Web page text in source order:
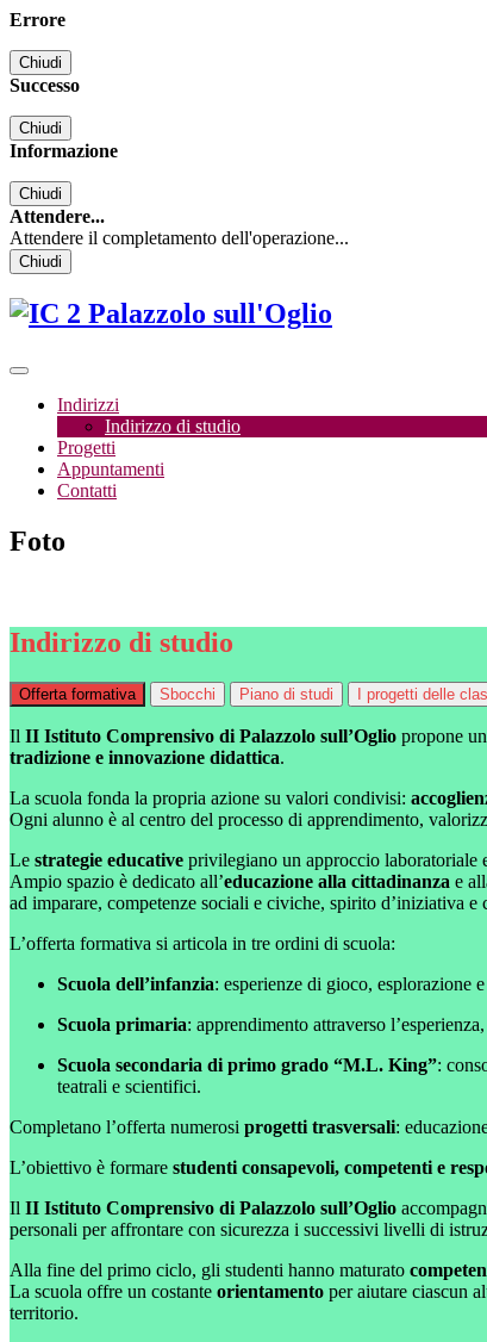
Errore
Chiudi
Successo
Chiudi
Informazione
Chiudi
Attendere...
Attendere il completamento dell'operazione...
Chiudi
Indirizzi
Indirizzo di studio
Progetti
Appuntamenti
Contatti
Foto
Indirizzo di studio
Offerta formativa Sbocchi Piano di studi I progetti delle
Il II Istituto Comprensivo di Palazzolo sull’Oglio propone
tradizione e innovazione didattica.
La scuola fonda la propria azione su valori condivisi:
Ogni alunno è al centro del processo di apprendimento,
Le strategie educative privilegiano un approccio laboratoriale
Ampio spazio è dedicato all’educazione alla cittadinanza e
ad imparare, competenze sociali e civiche, spirito d’iniziativa e
L’offerta formativa si articola in tre ordini di scuola:
Scuola dell’infanzia: esperienze di gioco, esplorazione
Scuola primaria: apprendimento attraverso
Scuola secondaria di primo grado “M.L. King”:
teatrali e scientifici.
Completano l’offerta numerosi progetti trasversali:
L’obiettivo è formare studenti consapevoli, competenti e
Il II Istituto Comprensivo di Palazzolo sull’Oglio
personali per affrontare con sicurezza i successivi livelli di
Alla fine del primo ciclo, gli studenti hanno maturato
La scuola offre un costante orientamento per aiutare ciascun
territorio.